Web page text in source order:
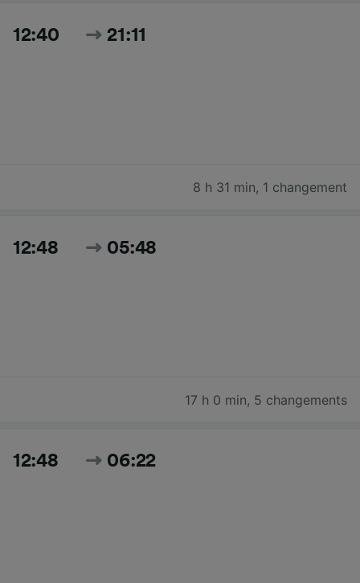
12:40 21:11
8 h 31 min, 1 changement
12:48 05:48
17 h 0 min, 5 changements
12:48 06:22